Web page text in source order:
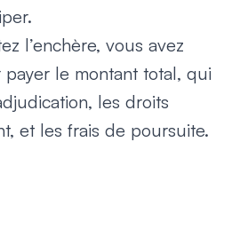
l’enchère, vous avez
le montant total, qui
les droits
et les frais de poursuite.